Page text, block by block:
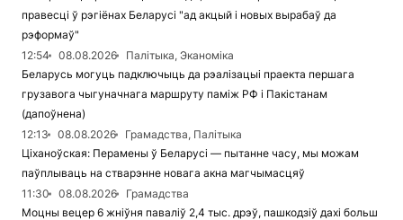
правесці ў рэгіёнах Беларусі "ад акцый і новых вырабаў да
рэформаў"
12:54
08.08.2026
Палітыка, Эканоміка
Беларусь могуць падключыць да рэалізацыі праекта першага
грузавога чыгуначнага маршруту паміж РФ і Пакістанам
(дапоўнена)
12:13
08.08.2026
Грамадства, Палітыка
Ціханоўская: Перамены ў Беларусі — пытанне часу, мы можам
паўплываць на стварэнне новага акна магчымасцяў
11:30
08.08.2026
Грамадства
Моцны вецер 6 жніўня паваліў 2,4 тыс. дрэў, пашкодзіў дахі больш